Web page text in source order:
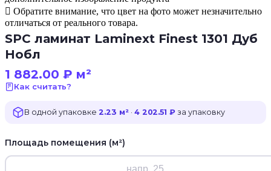
Обратите внимание, что цвет на фото может незначительно
отличаться от реального товара.
SPC ламинат Laminext Finest 1301 Дуб
Нобл
1 882.00 ₽ м²
Как считать?
В одной упаковке 2.23 м² · 4 202.51 ₽ за упаковку
Площадь помещения (м²)